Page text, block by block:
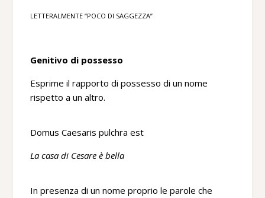
LETTERALMENTE “POCO DI SAGGEZZA”
Genitivo di possesso
Esprime il rapporto di possesso di un nome
rispetto a un altro.
Domus Caesaris pulchra est
La casa di Cesare è bella
In presenza di un nome proprio le parole che